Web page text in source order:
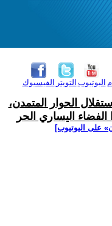
الفيسبوك التويتر اليوتيوب
الحوار المتمدن،
اليساري الحر
على اليوتيوب]